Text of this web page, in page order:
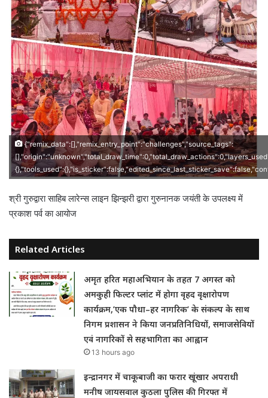
{"remix_data":[],"remix_entry_point":"challenges","source_tags":
श्री गुरुद्वारा साहिब लारेन्स लाइन झिन्झरी द्वारा गुरुनानक जयंती के उपलक्ष्य में
प्रकाश पर्व का आयोज
Related Articles
अमृत हरित महाअभियान के तहत 7 अगस्त को
अमकुही फिल्टर प्लांट में होगा वृहद वृक्षारोपण
कार्यक्रम,’एक पौधा–हर नागरिक’ के संकल्प के साथ
निगम प्रशासन ने किया जनप्रतिनिधियों, समाजसेवियों
एवं नागरिकों से सहभागिता का आह्वान
13 hours ago
इन्द्रानगर में चाकूबाजी का फरार खूंखार अपराधी
मनीष जायसवाल कुठला पुलिस की गिरफ्त में